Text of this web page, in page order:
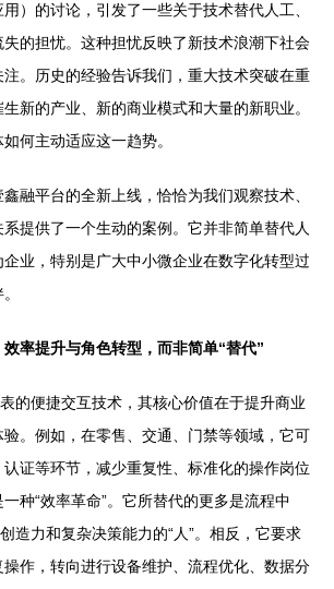
）的讨论，引发了一些关于技术替代人工、
的担忧。这种担忧反映了新技术浪潮下社会
。历史的经验告诉我们，重大技术突破在重
新的产业、新的商业模式和大量的新职业。
何主动适应这一趋势。
融平台的全新上线，恰恰为我们观察技术、
提供了一个生动的案例。它并非简单替代人
业，特别是广大中小微企业在数字化转型过
率提升与角色转型，而非简单“替代”
表的便捷交互技术，其核心价值在于提升商业
。例如，在零售、交通、门禁等领域，它可
证等环节，减少重复性、标准化的操作岗位
种“效率革命”。它所替代的更多是流程中
造力和复杂决策能力的“人”。相反，它要求
作，转向进行设备维护、流程优化、数据分